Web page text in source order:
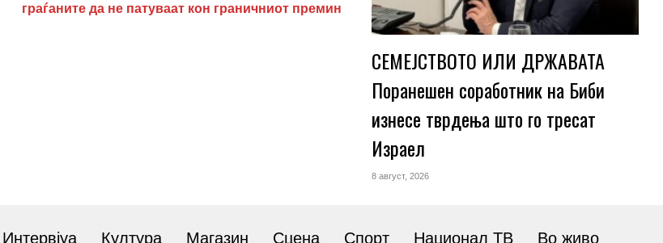
граѓаните да не патуваат кон граничниот премин
СЕМЕЈСТВОТО ИЛИ ДРЖАВАТА
Поранешен соработник на Биби
изнесе тврдења што го тресат
Израел
8 август, 2026
Интервјуа Култура Магазин Сцена Спорт Национал ТВ Во живо